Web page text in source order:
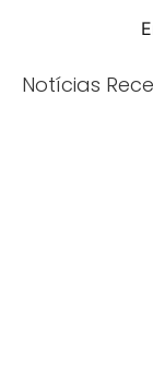
Notícias